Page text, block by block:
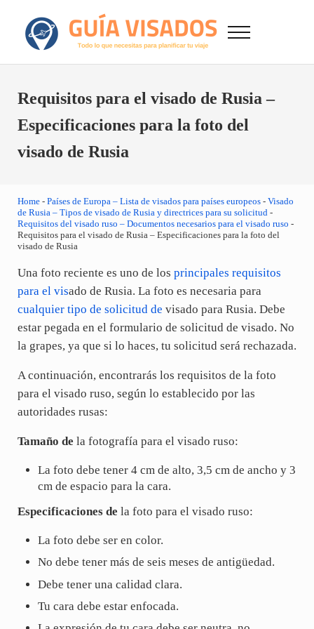
GuiaVisado.com - Guía de visados de viaje en
Otro sitio realizado con WordPress
Menu
Requisitos para el visado de Rusia –
Especificaciones para la foto del
visado de Rusia
Home- Países de Europa – Lista de visados para países europeos- Visado
de Rusia – Tipos de visado de Rusia y directrices para su solicitud-
Requisitos del visado ruso – Documentos necesarios para el visado ruso -
Requisitos para el visado de Rusia – Especificaciones para la foto del
visado de Rusia
Una foto reciente es uno de los principales requisitos
para el visado de Rusia. La foto es necesaria para
cualquier tipo de solicitud de visado para Rusia. Debe
estar pegada en el formulario de solicitud de visado. No
la grapes, ya que si lo haces, tu solicitud será rechazada.
A continuación, encontrarás los requisitos de la foto
para el visado ruso, según lo establecido por las
autoridades rusas:
Tamaño de la fotografía para el visado ruso:
La foto debe tener 4 cm de alto, 3,5 cm de ancho y 3
cm de espacio para la cara.
Especificaciones de la foto para el visado ruso:
La foto debe ser en color.
No debe tener más de seis meses de antigüedad.
Debe tener una calidad clara.
Tu cara debe estar enfocada.